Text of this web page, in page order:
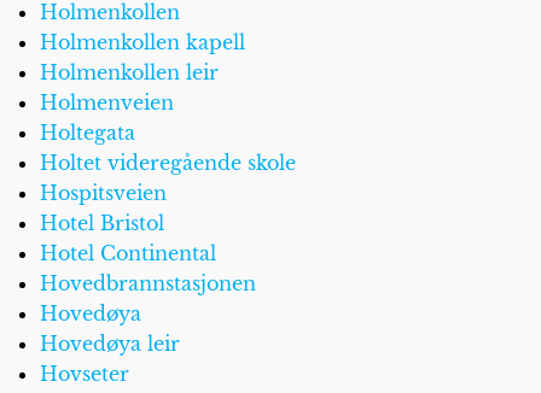
Holmenkollen
Holmenkollen kapell
Holmenkollen leir
Holmenveien
Holtegata
Holtet videregående skole
Hospitsveien
Hotel Bristol
Hotel Continental
Hovedbrannstasjonen
Hovedøya
Hovedøya leir
Hovseter